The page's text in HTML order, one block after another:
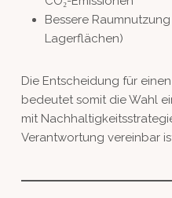
Bessere
Lagerflächen)
Die Entscheidung für einen
bedeutet somit die Wahl
mit
Verantwortung vereinbar